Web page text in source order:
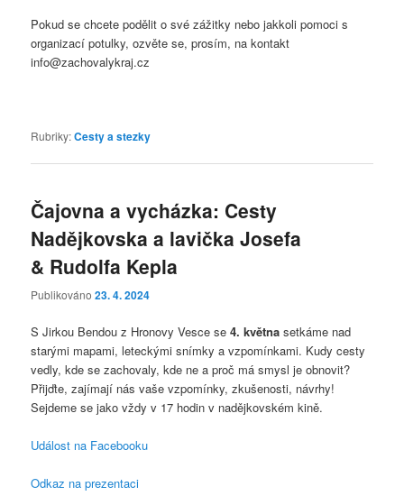
Pokud se chcete podělit o své zážitky nebo jakkoli pomoci s
organizací potulky, ozvěte se, prosím, na kontakt
info@zachovalykraj.cz
Rubriky:Cesty a stezky
Čajovna a vycházka: Cesty
Nadějkovska a lavička Josefa
& Rudolfa Kepla
Publikováno23. 4. 2024
S Jirkou Bendou z Hronovy Vesce se4. květnasetkáme nad
starými mapami, leteckými snímky a vzpomínkami. Kudy cesty
vedly, kde se zachovaly, kde ne a proč má smysl je obnovit?
Přijďte, zajímají nás vaše vzpomínky, zkušenosti, návrhy!
Sejdeme se jako vždy v 17 hodin v nadějkovském kině.
Událost na Facebooku
Odkaz na prezentaci